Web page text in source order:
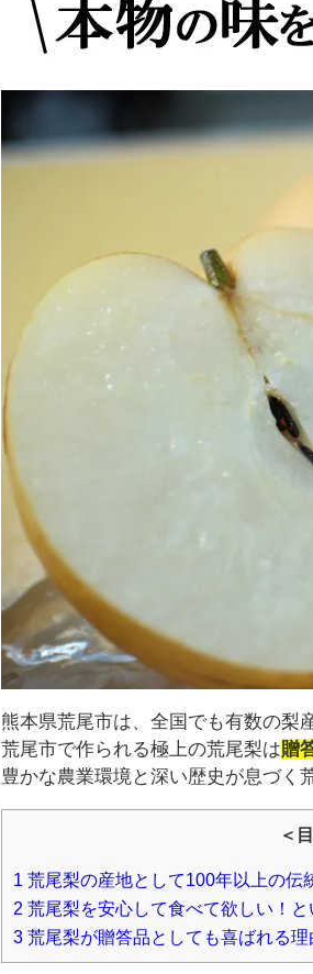
熊本県荒尾市は、全国でも有数の梨
荒尾市で作られる極上の荒尾梨は贈
豊かな農業環境と深い歴史が息づく
＜
1 荒尾梨の産地として100年以上の伝
2 荒尾梨を安心して食べて欲しい！
3 荒尾梨が贈答品としても喜ばれる理